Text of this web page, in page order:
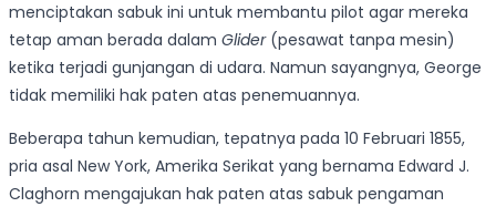
menciptakan sabuk ini untuk membantu pilot agar mereka
tetap aman berada dalam Glider(pesawat tanpa mesin)
ketika terjadi gunjangan di udara. Namun sayangnya, George
tidak memiliki hak paten atas penemuannya.
Beberapa tahun kemudian, tepatnya pada 10 Februari 1855,
pria asal New York, Amerika Serikat yang bernama Edward J.
Claghorn mengajukan hak paten atas sabuk pengaman